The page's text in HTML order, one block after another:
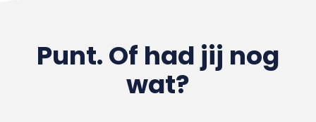
Punt. Of had jij nog
wat?